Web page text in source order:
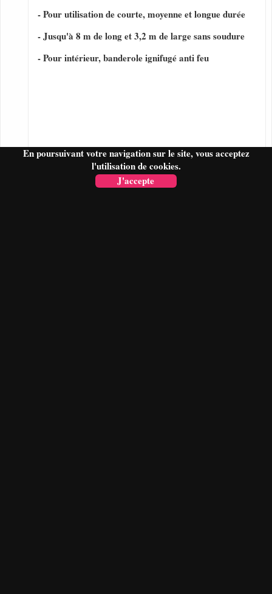
En poursuivant votre navigation sur le site, vous acceptez
l'utilisation de cookies.
J'accepte
- Pour utilisation de courte, moyenne et longue durée
- Jusqu'à 8 m de long et 3,2 m de large sans soudure
- Pour intérieur, banderole ignifugé anti feu